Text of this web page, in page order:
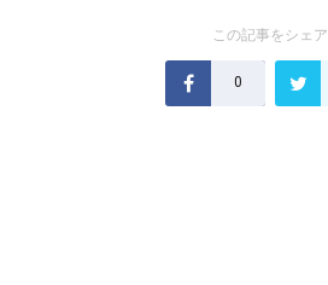
この記事をシェア
0